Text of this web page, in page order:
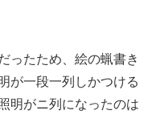
ったため、絵の蝋書き
が一段一列しかつける
明がニ列になったのは